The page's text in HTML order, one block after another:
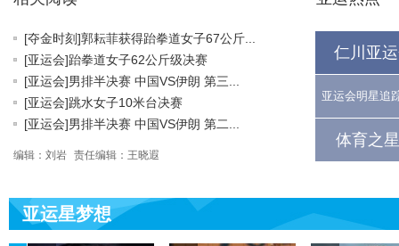
[夺金时刻]郭耘菲获得跆拳道女子67公斤...
[亚运会]跆拳道女子62公斤级决赛
[亚运会]男排半决赛 中国VS伊朗 第三...
[亚运会]跳水女子10米台决赛
[亚运会]男排半决赛 中国VS伊朗 第二...
编辑：刘岩 责任编辑：王晓遐
仁川亚
亚运会明星追
体育之
亚运星梦想